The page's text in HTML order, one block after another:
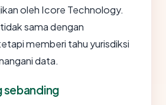
oleh Icore Technology.
sama dengan
memberi tahu yurisdiksi
data.
sebanding